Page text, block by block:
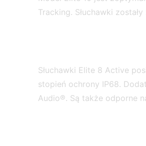
Tracking. Słuchawki
Słuchawki Elite 8 Active
stopień ochrony IP68.
Audio®. Są także odporne